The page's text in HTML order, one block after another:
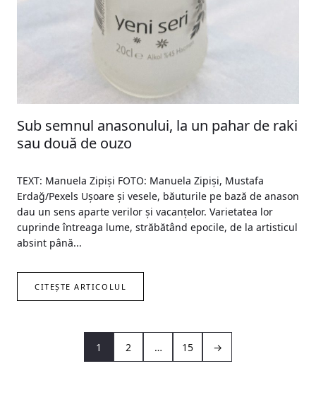
Sub semnul anasonului, la un pahar de raki
sau două de ouzo
TEXT: Manuela Zipiși FOTO: Manuela Zipiși, Mustafa
Erdağ/Pexels Ușoare și vesele, băuturile pe bază de anason
dau un sens aparte verilor și vacanțelor. Varietatea lor
cuprinde întreaga lume, străbătând epocile, de la artisticul
absint până...
CITEȘTE ARTICOLUL
1 2 … 15 →